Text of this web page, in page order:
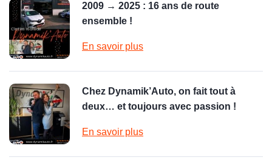
2009 → 2025 : 16 ans de route
ensemble !
En savoir plus
Chez Dynamik’Auto, on fait tout à
deux… et toujours avec passion !
En savoir plus